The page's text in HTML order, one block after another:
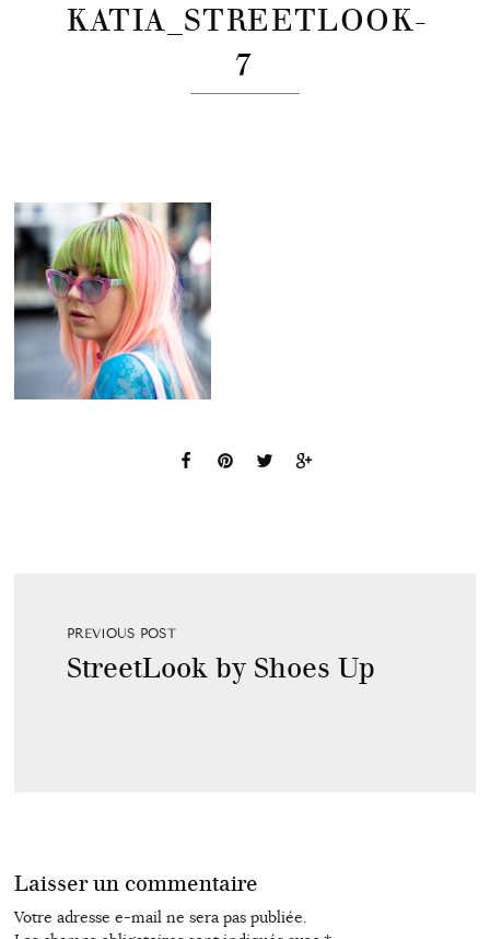
KATIA_STREETLOOK-
7
PREVIOUS POST
StreetLook by Shoes Up
Laisser un commentaire
Votre adresse e-mail ne sera pas publiée.